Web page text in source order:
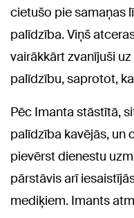
cietušo pie samaņas
palīdzība. Viņš
vairākkārt zvanījuši
palīdzību, saprotot,
Pēc Imanta stāstītā,
palīdzība kavējās, un
pievērst dienestu
pārstāvis arī
mediķiem. Imants